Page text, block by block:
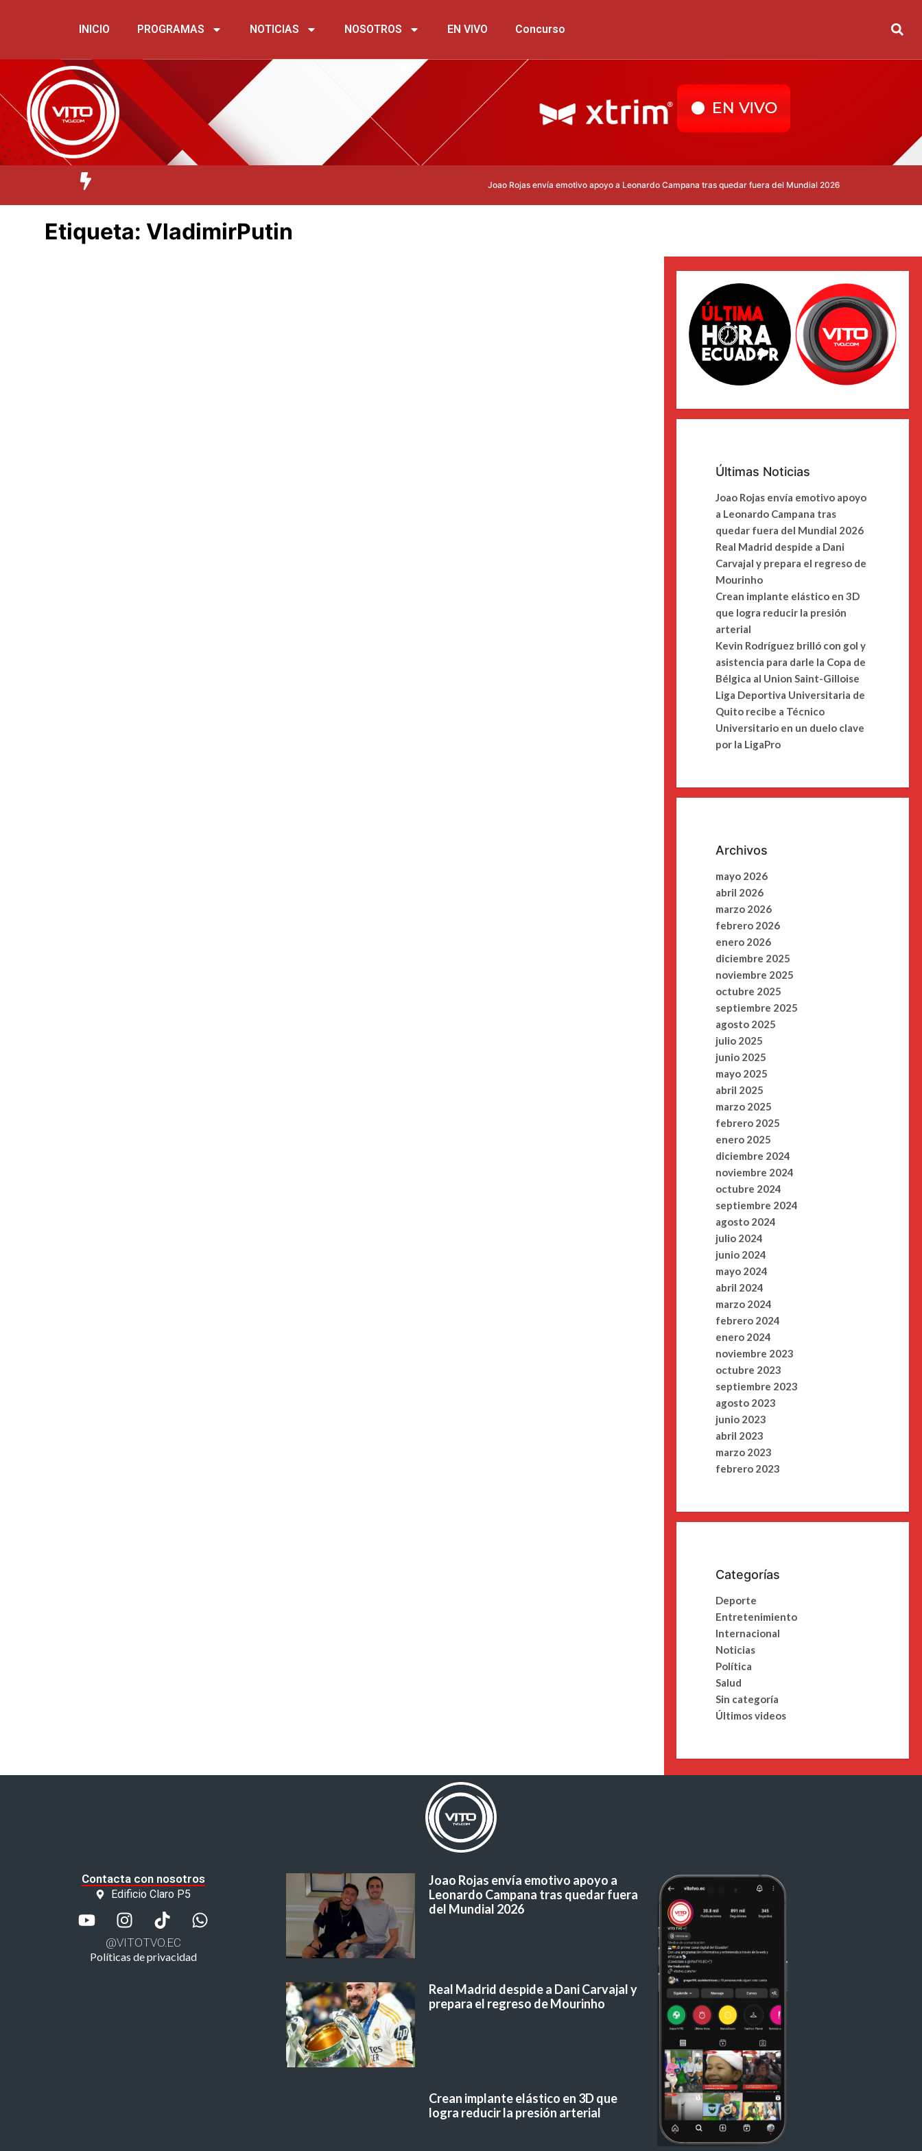
INICIO PROGRAMAS NOTICIAS NOSOTROS EN VIVO Concurso
Joao Rojas envía emotivo apoyo a Leonardo Campana tras quedar fuera del Mundial 2026 Real Madrid despide a
Etiqueta: VladimirPutin
Últimas Noticias
Joao Rojas envía emotivo apoyo
a Leonardo Campana tras
quedar fuera del Mundial 2026
Real Madrid despide a Dani
Carvajal y prepara el regreso de
Mourinho
Crean implante elástico en 3D
que logra reducir la presión
arterial
Kevin Rodríguez brilló con gol y
asistencia para darle la Copa de
Bélgica al Union Saint-Gilloise
Liga Deportiva Universitaria de
Quito recibe a Técnico
Universitario en un duelo clave
por la LigaPro
Archivos
mayo 2026
abril 2026
marzo 2026
febrero 2026
enero 2026
diciembre 2025
noviembre 2025
octubre 2025
septiembre 2025
agosto 2025
julio 2025
junio 2025
mayo 2025
abril 2025
marzo 2025
febrero 2025
enero 2025
diciembre 2024
noviembre 2024
octubre 2024
septiembre 2024
agosto 2024
julio 2024
junio 2024
mayo 2024
abril 2024
marzo 2024
febrero 2024
enero 2024
noviembre 2023
octubre 2023
septiembre 2023
agosto 2023
junio 2023
abril 2023
marzo 2023
febrero 2023
Categorías
Deporte
Entretenimiento
Internacional
Noticias
Política
Salud
Sin categoría
Últimos videos
Contacta con nosotros
Edificio Claro P5
@VITOTVO.EC
Políticas de privacidad
Joao Rojas envía emotivo apoyo a
Leonardo Campana tras quedar fuera
del Mundial 2026
Real Madrid despide a Dani Carvajal y
prepara el regreso de Mourinho
Crean implante elástico en 3D que
logra reducir la presión arterial